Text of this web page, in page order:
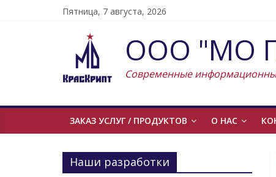
Пятница, 7 августа, 2026
ООО "МО
Современные
ЗАКАЗ УСЛУГ / ПРОДУКТОВ О НАС
Наши разработки